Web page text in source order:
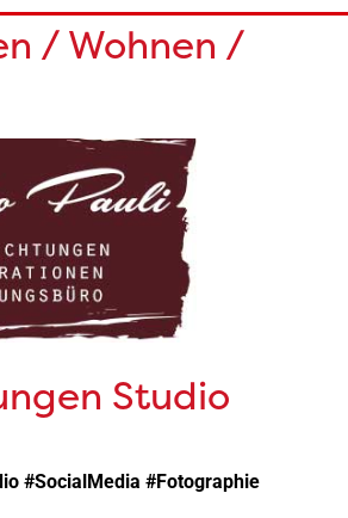
/ Wohnen /
Studio
#SocialMedia #Fotographie